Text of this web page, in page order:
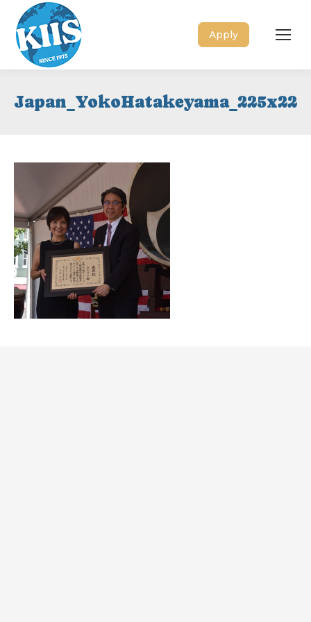
Apply
Japan_YokoHatakeyama_225x225